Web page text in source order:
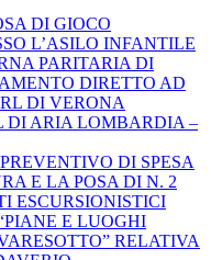
DI GIOCO
L’ASILO INFANTILE
PARITARIA DI
DIRETTO AD
DI VERONA
DI ARIA LOMBARDIA –
DI SPESA
E LA POSA DI N. 2
ESCURSIONISTICI
E LUOGHI
RELATIVA